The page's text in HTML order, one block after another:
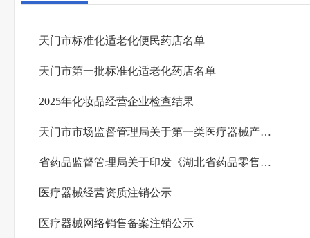
天门市标准化适老化便民药店名单
天门市第一批标准化适老化药店名单
2025年化妆品经营企业检查结果
天门市市场监督管理局关于第一类医疗器械产品备案信息公告（2025年第四季度）
省药品监督管理局关于印发《湖北省药品零售企业许可检查指导原则》的通知
医疗器械经营资质注销公示
医疗器械网络销售备案注销公示